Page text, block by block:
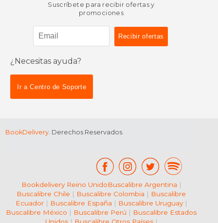
Suscríbete para recibir ofertas y
promociones
¿Necesitas ayuda?
Ir a Centro de Soporte
BookDelivery. Derechos Reservados.
Bookdelivery Reino UnidoBuscalibre Argentina |
Buscalibre Chile | Buscalibre Colombia | Buscalibre
Ecuador| Buscalibre España | Buscalibre Uruguay|
Buscalibre México | Buscalibre Perú | Buscalibre Estados